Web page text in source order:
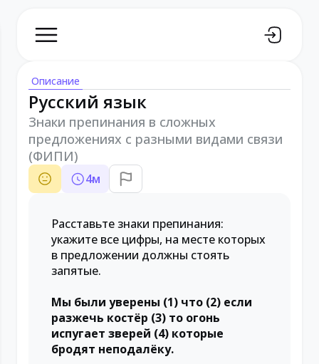
Описание
Русский язык
Знаки препинания в сложных
предложениях с разными видами связи
(ФИПИ)
4м
Расставьте знаки препинания:
укажите все цифры, на месте которых
в предложении должны стоять
запятые.
Мы были уверены (1) что (2) если
разжечь костёр (3) то огонь
испугает зверей (4) которые
бродят неподалёку.